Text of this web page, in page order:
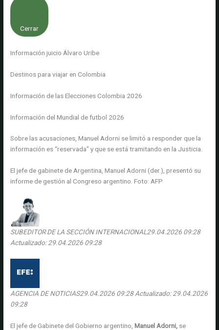
Cerrar
Información juicio Álvaro Uribe
Destinos para viajar en Colombia
Información de las Elecciones Colombia 2026
Información del Mundial de futbol 2026
Sobre las acusaciones, Manuel Adorni se limitó a responder que la
información es “reservada” y que se está tramitando en la Justicia.
El jefe de gabinete de Argentina, Manuel Adorni (der.), presentó su
informe de gestión al Congreso argentino. Foto:AFP
SUBEDITOR DE LA SECCIÓN INTERNACIONAL29.04.2026 09:28
Actualizado:29.04.2026 09:28
AGENCIA DE NOTICIAS29.04.2026 09:28Actualizado:29.04.2026
09:28
El jefe de Gabinete del Gobierno argentino,Manuel Adorni, se